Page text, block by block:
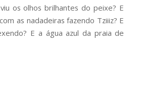
os olhos brilhantes do peixe? E
as nadadeiras fazendo Tziiiz? E
E a água azul da praia de